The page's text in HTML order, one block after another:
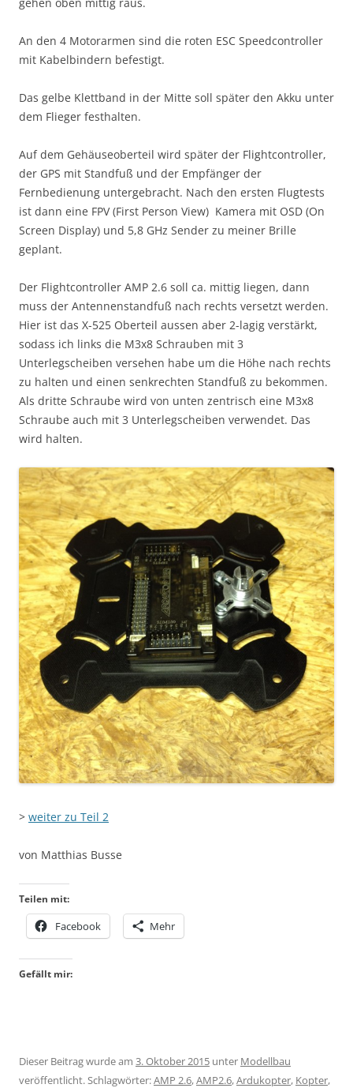
An den 4 Motorarmen sind die roten ESC Speedcontroller
mit Kabelbindern befestigt.
Das gelbe Klettband in der Mitte soll später den Akku unter
dem Flieger festhalten.
Auf dem Gehäuseoberteil wird später der Flightcontroller,
der GPS mit Standfuß und der Empfänger der
Fernbedienung untergebracht. Nach den ersten Flugtests
ist dann eine FPV (First Person View) Kamera mit OSD (On
Screen Display) und 5,8 GHz Sender zu meiner Brille
geplant.
Der Flightcontroller AMP 2.6 soll ca. mittig liegen, dann
muss der Antennenstandfuß nach rechts versetzt werden.
Hier ist das X-525 Oberteil aussen aber 2-lagig verstärkt,
sodass ich links die M3x8 Schrauben mit 3
Unterlegscheiben versehen habe um die Höhe nach rechts
zu halten und einen senkrechten Standfuß zu bekommen.
Als dritte Schraube wird von unten zentrisch eine M3x8
Schraube auch mit 3 Unterlegscheiben verwendet. Das
wird halten.
> weiter zu Teil 2
von Matthias Busse
Teilen mit:
Facebook Mehr
Gefällt mir:
Dieser Beitrag wurde am 3. Oktober 2015 unter Modellbau
veröffentlicht. Schlagwörter:AMP 2.6,AMP2.6,Ardukopter, Kopter,